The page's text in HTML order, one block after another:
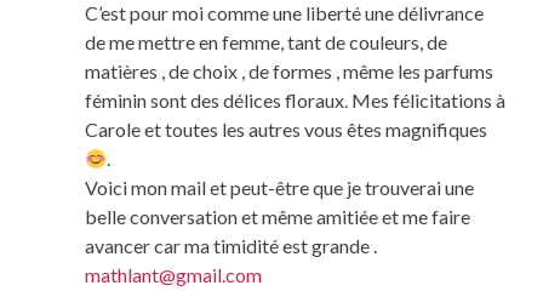
C’est pour moi comme une liberté une délivrance
de me mettre en femme, tant de couleurs, de
matières , de choix , de formes , même les parfums
féminin sont des délices floraux. Mes félicitations à
Carole et toutes les autres vous êtes magnifiques
.
Voici mon mail et peut-être que je trouverai une
belle conversation et même amitiée et me faire
avancer car ma timidité est grande .
mathlant@gmail.com